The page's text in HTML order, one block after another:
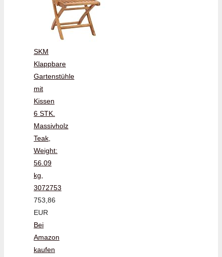
SKM
Klappbare
Gartenstühle
mit
Kissen
6 STK.
Massivholz
Teak,
Weight:
56.09
kg,
3072753
753,86
EUR
Bei
Amazon
kaufen